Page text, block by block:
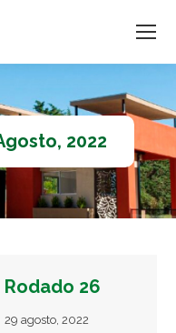
2022
26
29 agosto, 2022